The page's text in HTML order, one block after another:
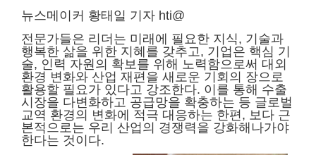
뉴스메이커 황태일 기자 hti@
전문가들은 리더는 미래에 필요한 지식, 기술과
행복한 삶을 위한 지혜를 갖추고, 기업은 핵심 기
술, 인력 자원의 확보를 위해 노력함으로써 대외
환경 변화와 산업 재편을 새로운 기회의 장으로
활용할 필요가 있다고 강조한다. 이를 통해 수출
시장을 다변화하고 공급망을 확충하는 등 글로벌
교역 환경의 변화에 적극 대응하는 한편, 보다 근
본적으로는 우리 산업의 경쟁력을 강화해나가야
한다는 것이다.